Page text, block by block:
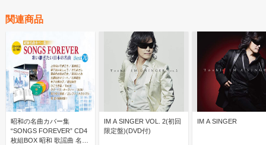
関連商品
昭和の名曲カバー集
“SONGS FOREVER” CD4
枚組BOX 昭和 歌謡曲 名曲
IM A SINGER VOL. 2(初回
限定盤)(DVD付)
IM A SINGER